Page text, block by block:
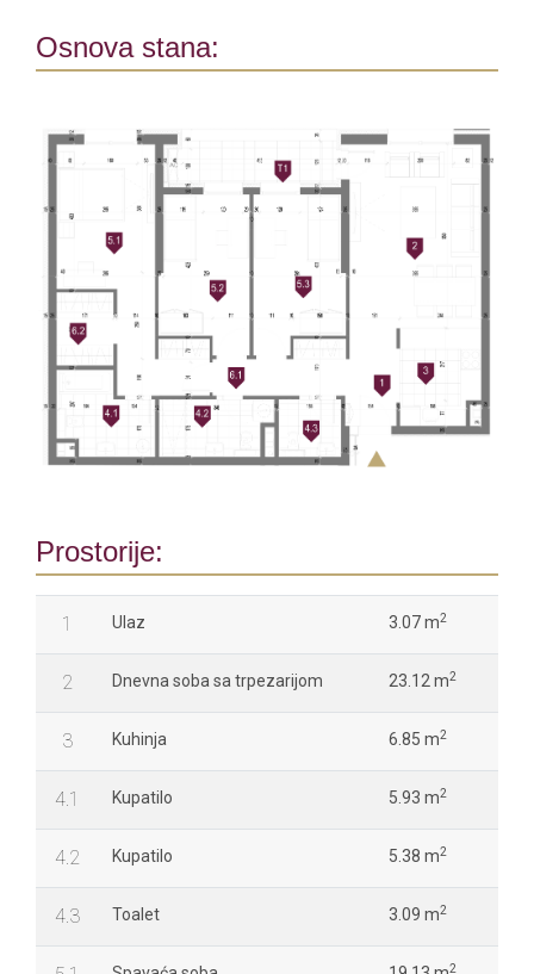
Osnova stana:
Prostorije:
1 Ulaz 3.07 m2
2 Dnevna soba sa trpezarijom 23.12 m2
3 Kuhinja 6.85 m2
4.1 Kupatilo 5.93 m2
4.2 Kupatilo 5.38 m2
4.3 Toalet 3.09 m2
2